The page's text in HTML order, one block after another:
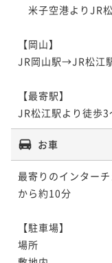
米子空港よりJR
【岡山】
JR岡山駅→JR松江
【最寄駅】
JR松江駅より徒歩3
お車
最寄りのインター
から約10分
【駐車場】
場所